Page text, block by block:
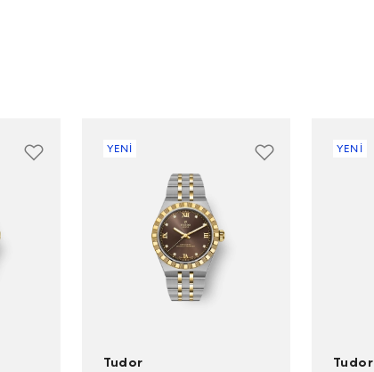
YENİ
Tudor
YENİ
Tudor